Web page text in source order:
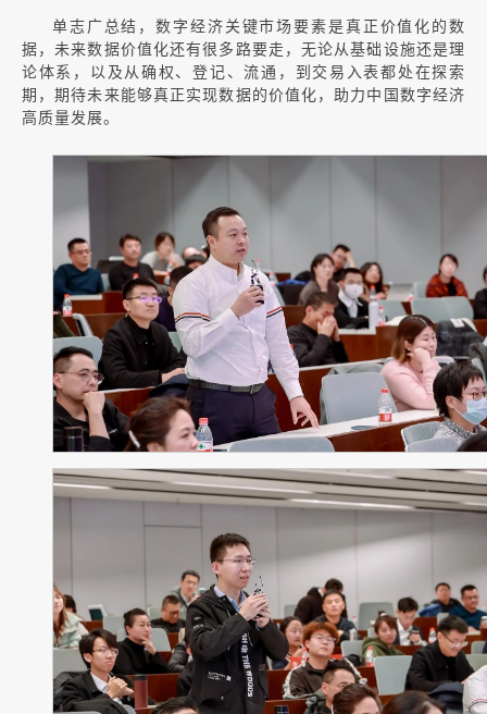
单志广总结，数字经济关键市场要素是真正价值化的数
据，未来数据价值化还有很多路要走，无论从基础设施还是理
论体系，以及从确权、登记、流通，到交易入表都处在探索
期，期待未来能够真正实现数据的价值化，助力中国数字经济
高质量发展。